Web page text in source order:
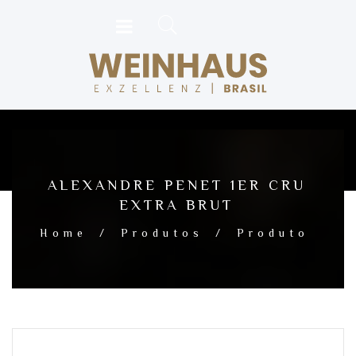
ALEXANDRE PENET 1ER CRU
EXTRA BRUT
Home / Produtos / Produto